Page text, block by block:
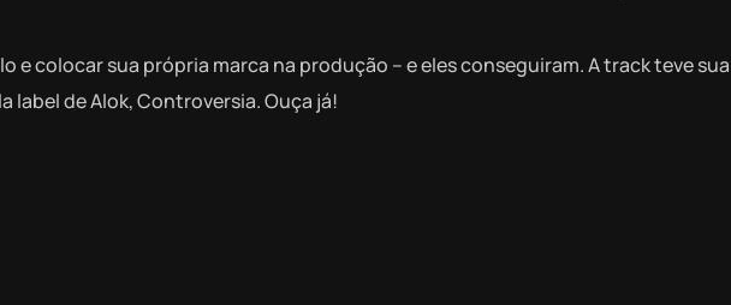
e colocar sua própria marca na produção – e eles conseguiram. A track teve sua
de Alok, Controversia. Ouça já!